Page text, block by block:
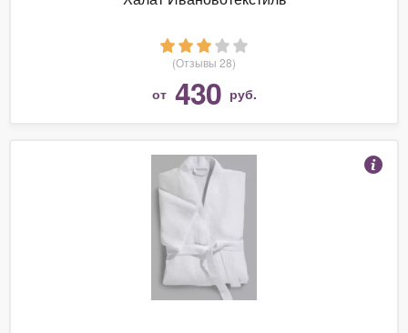
(Отзывы 28)
от 430 руб.